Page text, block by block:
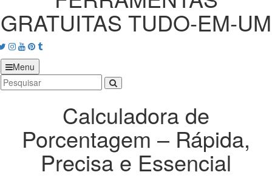
GRATUITAS TUDO‑EM‑UM
Twitter
Instagram
Youtube
Pinterest
tumblr
Menu
Calculadora de
Porcentagem – Rápida,
Precisa e Essencial